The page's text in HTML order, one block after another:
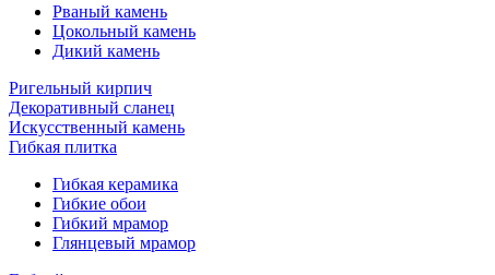
Рваный камень
Цокольный камень
Дикий камень
Ригельный кирпич
Декоративный сланец
Искусственный камень
Гибкая плитка
Гибкая керамика
Гибкие обои
Гибкий мрамор
Глянцевый мрамор